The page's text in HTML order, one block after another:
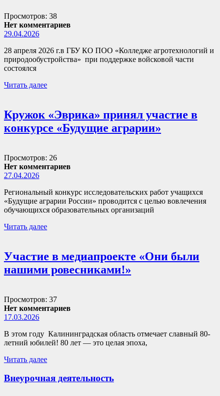
Просмотров: 38
Нет комментариев
29.04.2026
28 апреля 2026 г.в ГБУ КО ПОО «Колледже агротехнологий и
природообустройства» при поддержке войсковой части
состоялся
Читать далее
Кружок «Эврика» принял участие в
конкурсе «Будущие аграрии»
Просмотров: 26
Нет комментариев
27.04.2026
Региональный конкурс исследовательских работ учащихся
«Будущие аграрии России» проводится с целью вовлечения
обучающихся образовательных организаций
Читать далее
Участие в медиапроекте «Они были
нашими ровесниками!»
Просмотров: 37
Нет комментариев
17.03.2026
В этом году Калининградская область отмечает славный 80-
летний юбилей! 80 лет — это целая эпоха,
Читать далее
Внеурочная деятельность